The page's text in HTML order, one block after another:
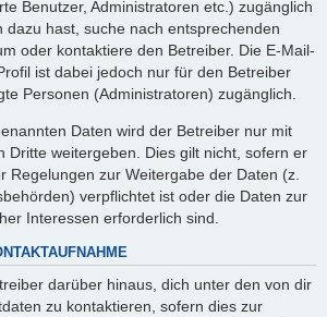
Benutzer, Administratoren etc.) zugänglich
dazu hast, suche nach entsprechenden
oder kontaktiere den Betreiber. Die E-Mail-
ist dabei jedoch nur für den Betreiber
Personen (Administratoren) zugänglich.
Daten wird der Betreiber nur mit
Dritte weitergeben. Dies gilt nicht, sofern er
Regelungen zur Weitergabe der Daten (z.
verpflichtet ist oder die Daten zur
Interessen erforderlich sind.
darüber hinaus, dich unter den von dir
zu kontaktieren, sofern dies zur